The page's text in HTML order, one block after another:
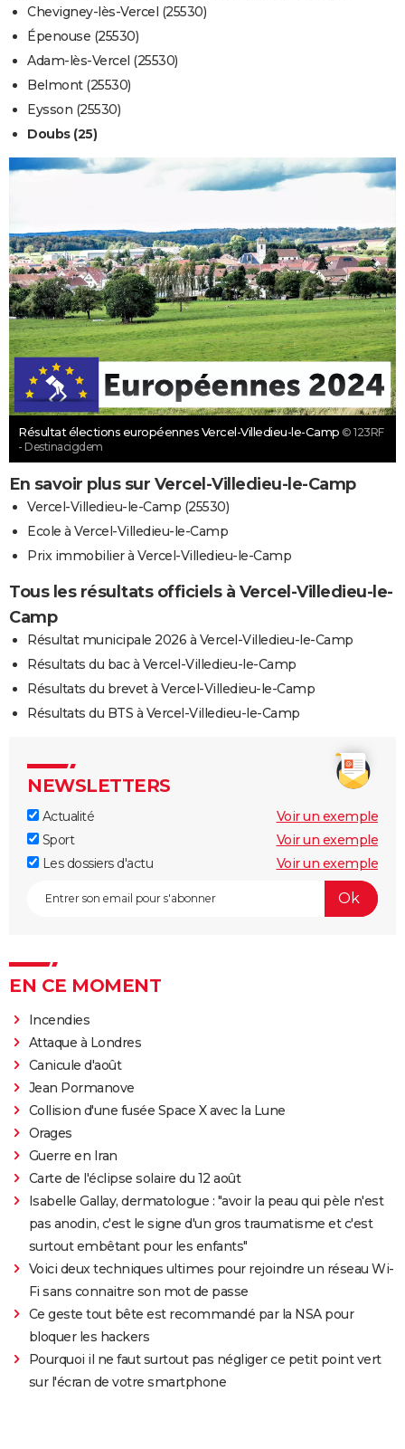
Chevigney-lès-Vercel (25530)
Épenouse (25530)
Adam-lès-Vercel (25530)
Belmont (25530)
Eysson (25530)
Doubs (25)
Résultat élections européennes Vercel-Villedieu-le-Camp © 123RF
- Destinacigdem
En savoir plus sur Vercel-Villedieu-le-Camp
Vercel-Villedieu-le-Camp (25530)
Ecole à Vercel-Villedieu-le-Camp
Prix immobilier à Vercel-Villedieu-le-Camp
Tous les résultats officiels à Vercel-Villedieu-le-
Camp
Résultat municipale 2026 à Vercel-Villedieu-le-Camp
Résultats du bac à Vercel-Villedieu-le-Camp
Résultats du brevet à Vercel-Villedieu-le-Camp
Résultats du BTS à Vercel-Villedieu-le-Camp
NEWSLETTERS
Actualité
Voir un exemple
Sport
Voir un exemple
Les dossiers d'actu
Voir un exemple
EN CE MOMENT
Incendies
Attaque à Londres
Canicule d'août
Jean Pormanove
Collision d'une fusée Space X avec la Lune
Orages
Guerre en Iran
Carte de l'éclipse solaire du 12 août
Isabelle Gallay, dermatologue : "avoir la peau qui pèle n'est
pas anodin, c'est le signe d'un gros traumatisme et c'est
surtout embêtant pour les enfants"
Voici deux techniques ultimes pour rejoindre un réseau Wi-
Fi sans connaitre son mot de passe
Ce geste tout bête est recommandé par la NSA pour
bloquer les hackers
Pourquoi il ne faut surtout pas négliger ce petit point vert
sur l'écran de votre smartphone